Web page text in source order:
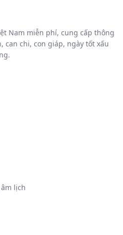
Nam miễn phí, cung cấp thông
can chi, con giáp, ngày tốt xấu
lịch